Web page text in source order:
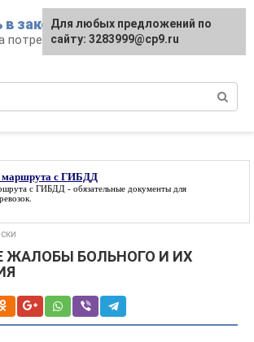
законе
потребителя: документы и
маршрута с ГИБДД
с ГИБДД - обязательные документы для
ЖАЛОБЫ БОЛЬНОГО И ИХ
Для любых предложений по
сайту: 3283999@cp9.ru